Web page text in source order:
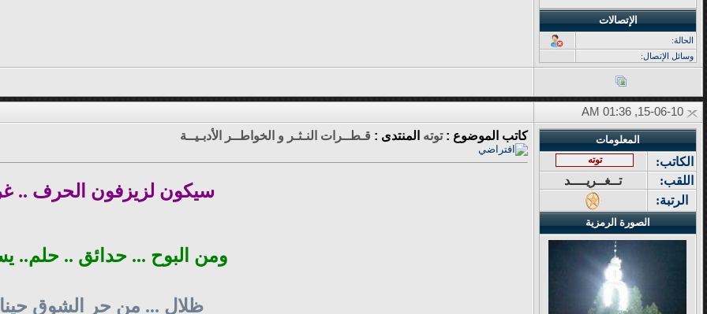
الإتصالات
الحالة:
وسائل الإتصال:
المعلومات
الكاتب: توته
اللقب:
تــغــريــــد
الرتبة:
الصورة الرمزية
كاتب الموضوع :توته المنتدى : قـطــرات النـثـر و الخواطــر الأدبـيــة
سيكون لزيزفون الحرف ..
ومن البوح ... حدائق .. حلم..
ظلال ... من حر الشوق